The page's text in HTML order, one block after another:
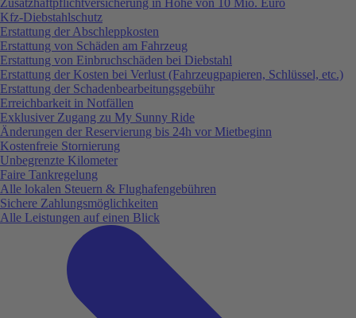
Kfz-Diebstahlschutz
Erstattung der Abschleppkosten
Erstattung von Schäden am Fahrzeug
Erstattung von Einbruchschäden bei Diebstahl
Erstattung der Kosten bei Verlust (Fahrzeugpapieren, Schlüssel, etc.)
Erstattung der Schadenbearbeitungsgebühr
Erreichbarkeit in Notfällen
Exklusiver Zugang zu My Sunny Ride
Änderungen der Reservierung bis 24h vor Mietbeginn
Kostenfreie Stornierung
Unbegrenzte Kilometer
Faire Tankregelung
Alle lokalen Steuern & Flughafengebühren
Sichere Zahlungsmöglichkeiten
Alle Leistungen auf einen Blick